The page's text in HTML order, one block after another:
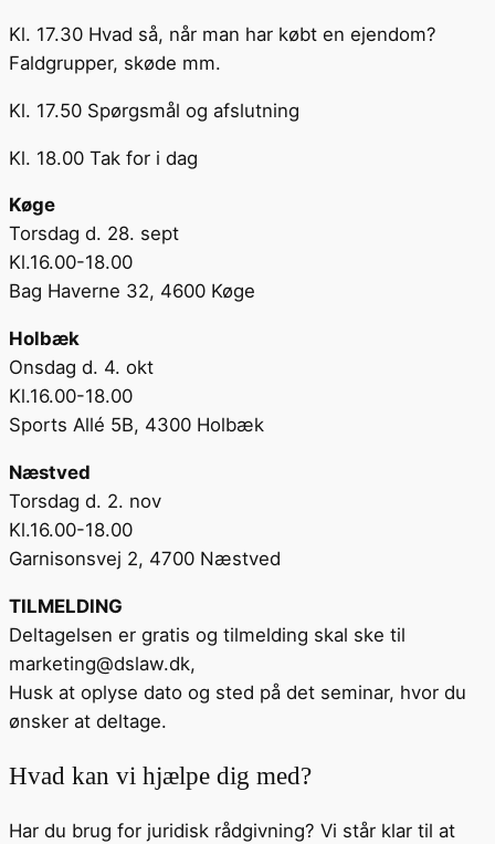
Kl. 17.30 Hvad så, når man har købt en ejendom?
Faldgrupper, skøde mm.
Kl. 17.50 Spørgsmål og afslutning
Kl. 18.00 Tak for i dag
Køge
Torsdag d. 28. sept
Kl.16.00-18.00
Bag Haverne 32, 4600 Køge
Holbæk
Onsdag d. 4. okt
Kl.16.00-18.00
Sports Allé 5B, 4300 Holbæk
Næstved
Torsdag d. 2. nov
Kl.16.00-18.00
Garnisonsvej 2, 4700 Næstved
TILMELDING
Deltagelsen er gratis og tilmelding skal ske til
marketing@dslaw.dk,
Husk at oplyse dato og sted på det seminar, hvor du
ønsker at deltage.
Hvad kan vi hjælpe dig med?
Har du brug for juridisk rådgivning? Vi står klar til at